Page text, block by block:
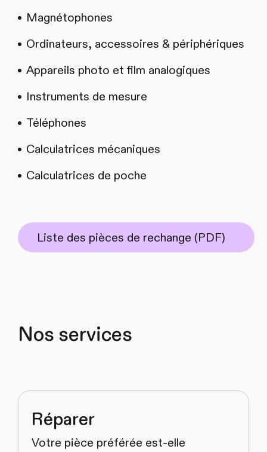
Magnétophones
Ordinateurs, accessoires & périphériques
Appareils photo et film analogiques
Instruments de mesure
Téléphones
Calculatrices mécaniques
Calculatrices de poche
Liste des pièces de rechange (PDF)
Nos services
Réparer
Votre pièce préférée est-elle